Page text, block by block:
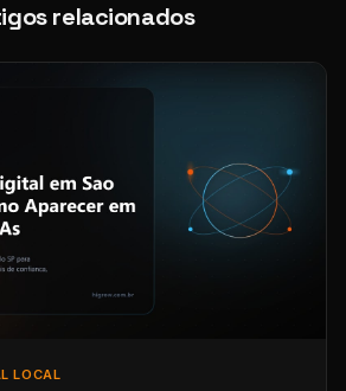
relacionados
LOCAL